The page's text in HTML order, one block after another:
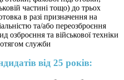
частині тощо) до трьох
в разі призначення на
та/або переозброєння
озброєння та військової техніки
служби
від 25 років: